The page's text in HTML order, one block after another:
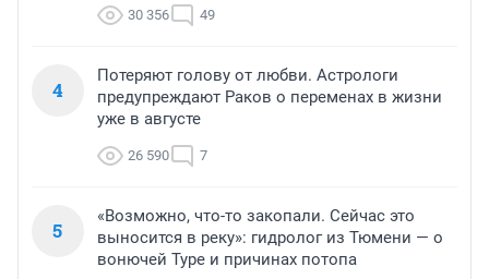
30 356 49
4
Потеряют голову от любви. Астрологи
предупреждают Раков о переменах в жизни
уже в августе
26 590 7
5
«Возможно, что-то закопали. Сейчас это
выносится в реку»: гидролог из Тюмени — о
вонючей Туре и причинах потопа